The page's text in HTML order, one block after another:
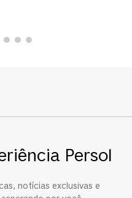
Persol
notícias exclusivas e